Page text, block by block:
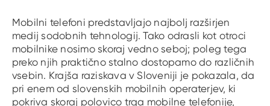
Mobilni telefoni predstavljajo najbolj razširjen
medij sodobnih tehnologij. Tako odrasli kot otroci
mobilnike nosimo skoraj vedno seboj; poleg tega
preko njih praktično stalno dostopamo do različnih
vsebin. Krajša raziskava v Sloveniji je pokazala, da
pri enem od slovenskih mobilnih operaterjev, ki
pokriva skoraj polovico trga mobilne telefonije,